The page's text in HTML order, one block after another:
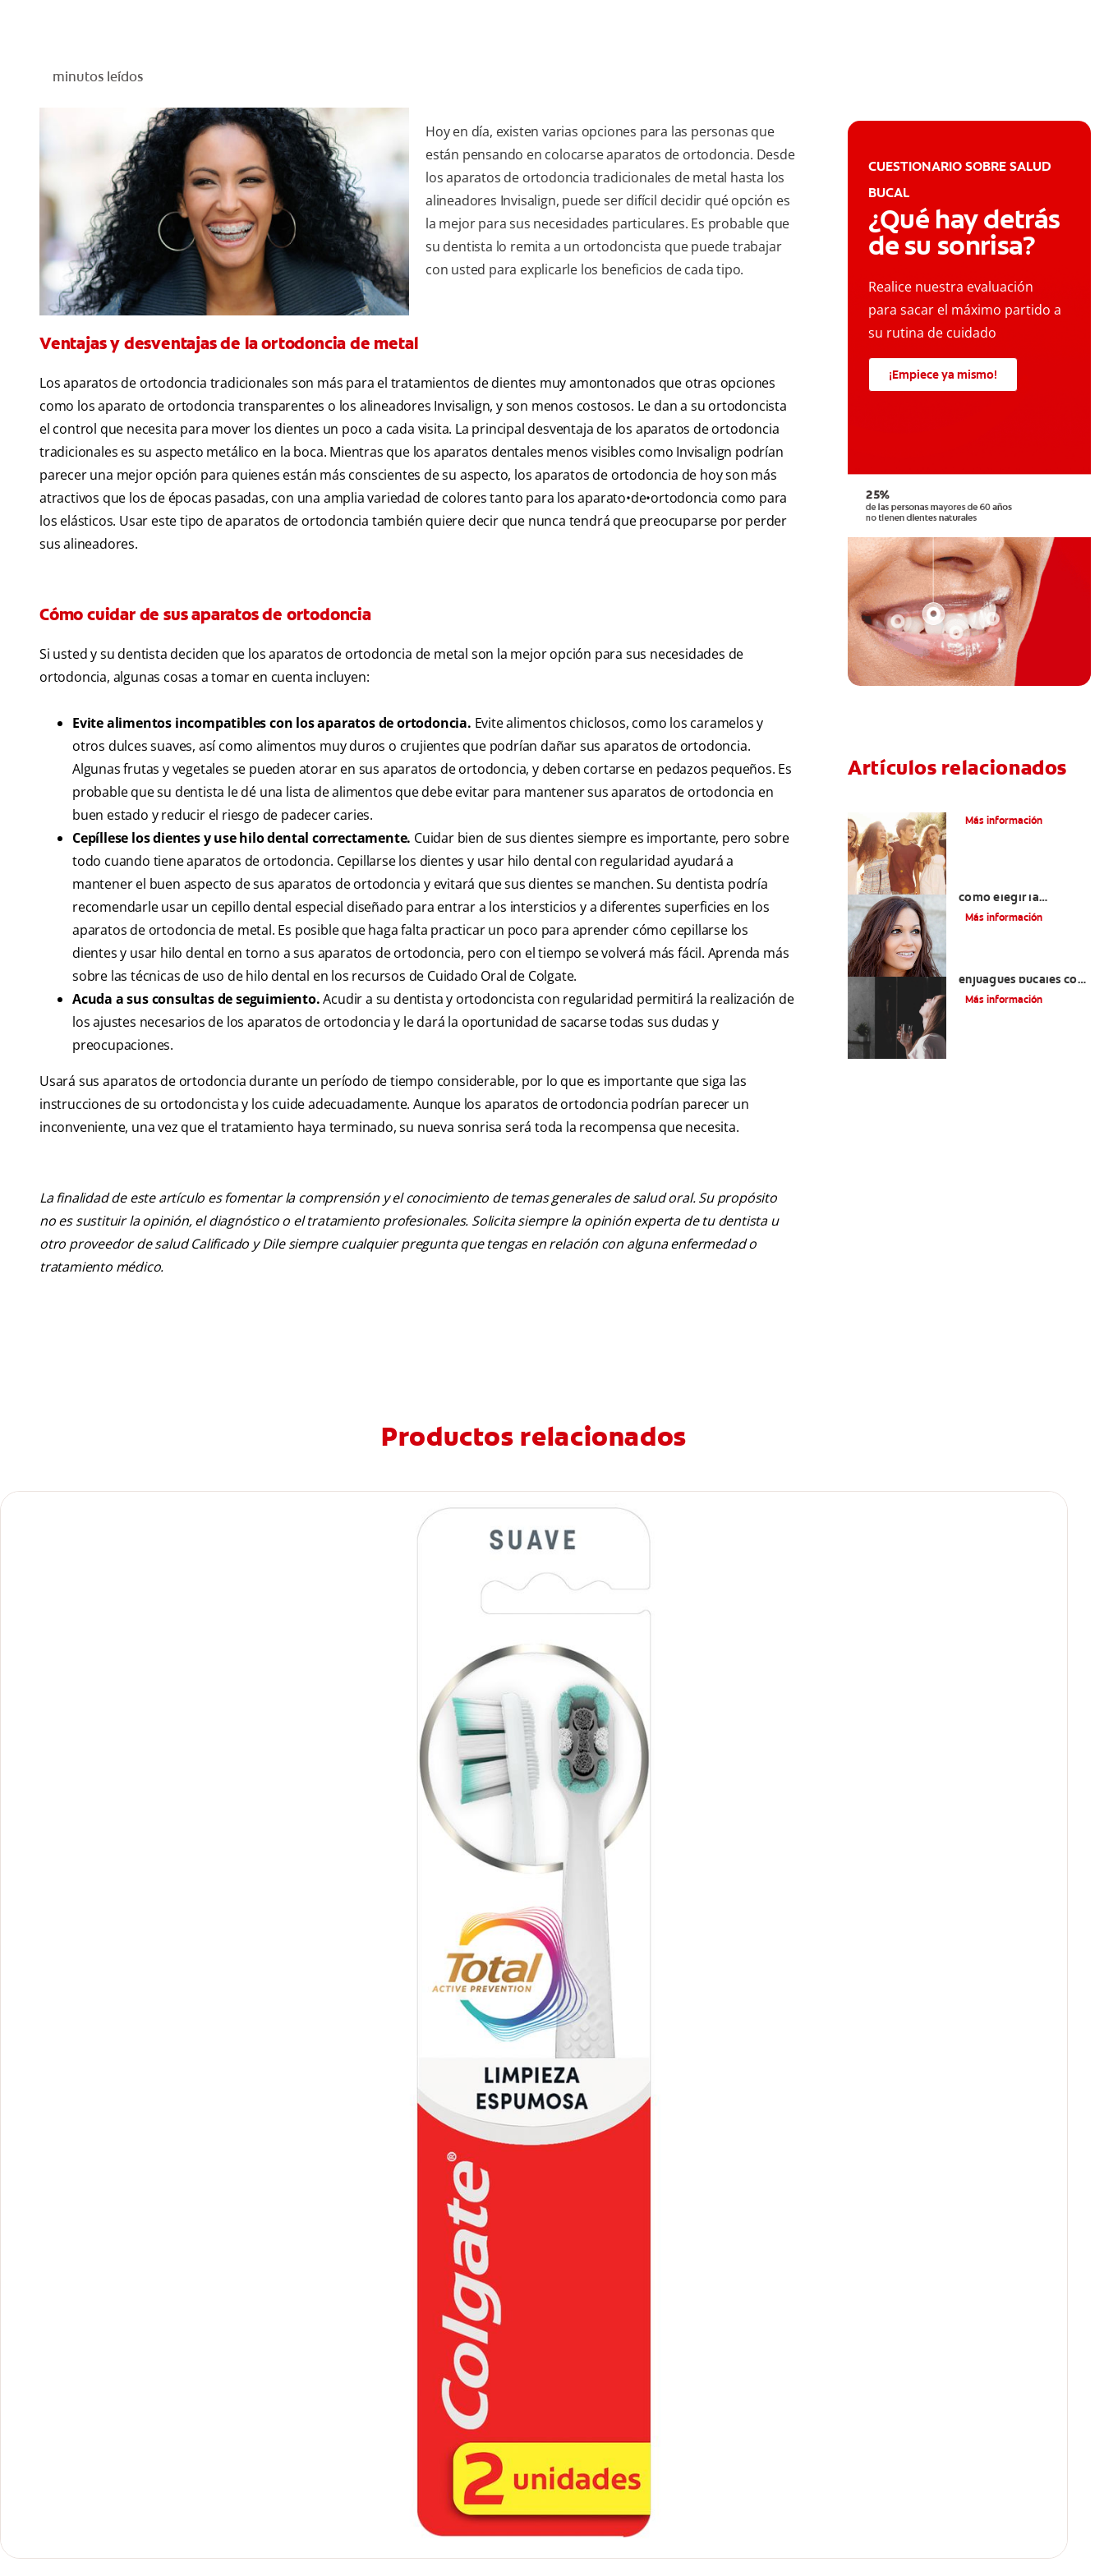
minutos leídos
Hoy en día, existen varias opciones para las personas que
están pensando en colocarse aparatos de ortodoncia. Desde
los aparatos de ortodoncia tradicionales de metal hasta los
alineadores Invisalign, puede ser difícil decidir qué opción es
la mejor para sus necesidades particulares. Es probable que
su dentista lo remita a un ortodoncista que puede trabajar
con usted para explicarle los beneficios de cada tipo.
Ventajas y desventajas de la ortodoncia de metal
Los aparatos de ortodoncia tradicionales son más para el tratamientos de dientes muy amontonados que otras opciones
como los aparato de ortodoncia transparentes o los alineadores Invisalign, y son menos costosos. Le dan a su ortodoncista
el control que necesita para mover los dientes un poco a cada visita. La principal desventaja de los aparatos de ortodoncia
tradicionales es su aspecto metálico en la boca. Mientras que los aparatos dentales menos visibles como Invisalign podrían
parecer una mejor opción para quienes están más conscientes de su aspecto, los aparatos de ortodoncia de hoy son más
atractivos que los de épocas pasadas, con una amplia variedad de colores tanto para los aparato•de•ortodoncia como para
los elásticos. Usar este tipo de aparatos de ortodoncia también quiere decir que nunca tendrá que preocuparse por perder
sus alineadores.
Cómo cuidar de sus aparatos de ortodoncia
Si usted y su dentista deciden que los aparatos de ortodoncia de metal son la mejor opción para sus necesidades de
ortodoncia, algunas cosas a tomar en cuenta incluyen:
Evite alimentos incompatibles con los aparatos de ortodoncia. Evite alimentos chiclosos, como los caramelos y
otros dulces suaves, así como alimentos muy duros o crujientes que podrían dañar sus aparatos de ortodoncia.
Algunas frutas y vegetales se pueden atorar en sus aparatos de ortodoncia, y deben cortarse en pedazos pequeños. Es
probable que su dentista le dé una lista de alimentos que debe evitar para mantener sus aparatos de ortodoncia en
buen estado y reducir el riesgo de padecer caries.
Cepíllese los dientes y use hilo dental correctamente. Cuidar bien de sus dientes siempre es importante, pero sobre
todo cuando tiene aparatos de ortodoncia. Cepillarse los dientes y usar hilo dental con regularidad ayudará a
mantener el buen aspecto de sus aparatos de ortodoncia y evitará que sus dientes se manchen. Su dentista podría
recomendarle usar un cepillo dental especial diseñado para entrar a los intersticios y a diferentes superficies en los
aparatos de ortodoncia de metal. Es posible que haga falta practicar un poco para aprender cómo cepillarse los
dientes y usar hilo dental en torno a sus aparatos de ortodoncia, pero con el tiempo se volverá más fácil. Aprenda más
sobre las técnicas de uso de hilo dental en los recursos de Cuidado Oral de Colgate.
Acuda a sus consultas de seguimiento.Acudir a su dentista y ortodoncista con regularidad permitirá la realización de
los ajustes necesarios de los aparatos de ortodoncia y le dará la oportunidad de sacarse todas sus dudas y
preocupaciones.
Usará sus aparatos de ortodoncia durante un período de tiempo considerable, por lo que es importante que siga las
instrucciones de su ortodoncista y los cuide adecuadamente. Aunque los aparatos de ortodoncia podrían parecer un
inconveniente, una vez que el tratamiento haya terminado, su nueva sonrisa será toda la recompensa que necesita.
La finalidad de este artículo es fomentar la comprensión y el conocimiento de temas generales de salud oral. Su propósito
no es sustituir la opinión, el diagnóstico o el tratamiento profesionales. Solicita siempre la opinión experta de tu dentista u
otro proveedor de salud Calificado y Dile siempre cualquier pregunta que tengas en relación con alguna enfermedad o
tratamiento médico.
CUESTIONARIO SOBRE SALUD
BUCAL
¿Qué hay detrás
de su sonrisa?
Realice nuestra evaluación
para sacar el máximo partido a
su rutina de cuidado
¡Empiece ya mismo!
Artículos relacionados
Más información
cómo elegir la
tonalidad ideal
Más información
enjuagues bucales con
cloruro de
Más información
Productos relacionados